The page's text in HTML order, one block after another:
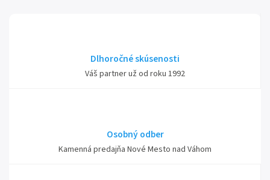
Dlhoročné skúsenosti
Váš partner už od roku 1992
Osobný odber
Kamenná predajňa Nové Mesto nad Váhom